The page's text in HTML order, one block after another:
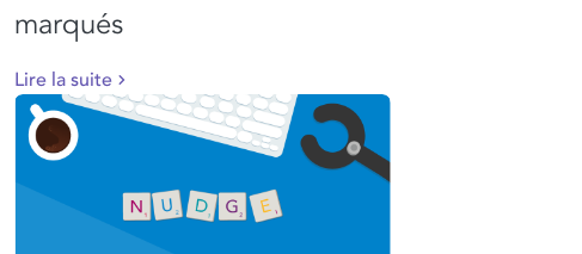
marqués
Lire la suite